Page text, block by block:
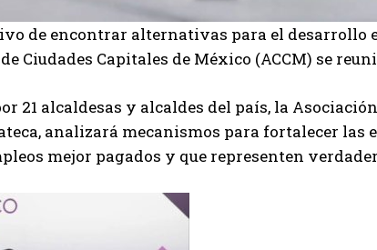
de encontrar alternativas para el desarrollo
Ciudades Capitales de México (ACCM) se
21 alcaldesas y alcaldes del país, la
analizará mecanismos para fortalecer las
mejor pagados y que representen